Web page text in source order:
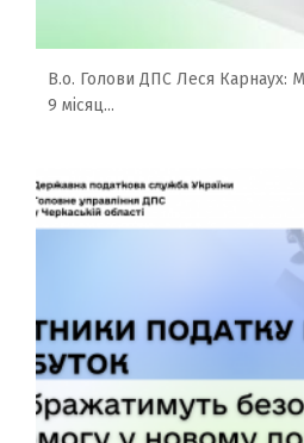
В.о. Голови ДПС Леся Карнаух:
9 місяц...